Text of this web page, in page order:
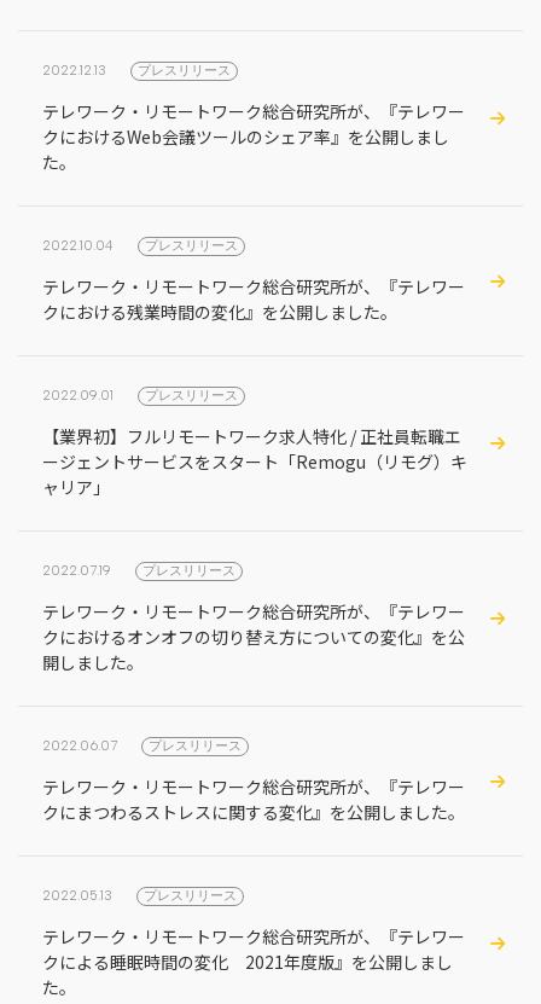
2022.12.13 プレスリリース
テレワーク・リモートワーク総合研究所が、『テレワー
クにおけるWeb会議ツールのシェア率』を公開しまし
た。
2022.10.04 プレスリリース
テレワーク・リモートワーク総合研究所が、『テレワー
クにおける残業時間の変化』を公開しました。
2022.09.01 プレスリリース
【業界初】フルリモートワーク求人特化 / 正社員転職エ
ージェントサービスをスタート「Remogu（リモグ）キ
ャリア」
2022.07.19 プレスリリース
テレワーク・リモートワーク総合研究所が、『テレワー
クにおけるオンオフの切り替え方についての変化』を公
開しました。
2022.06.07 プレスリリース
テレワーク・リモートワーク総合研究所が、『テレワー
クにまつわるストレスに関する変化』を公開しました。
2022.05.13 プレスリリース
テレワーク・リモートワーク総合研究所が、『テレワー
クによる睡眠時間の変化 2021年度版』を公開しまし
た。